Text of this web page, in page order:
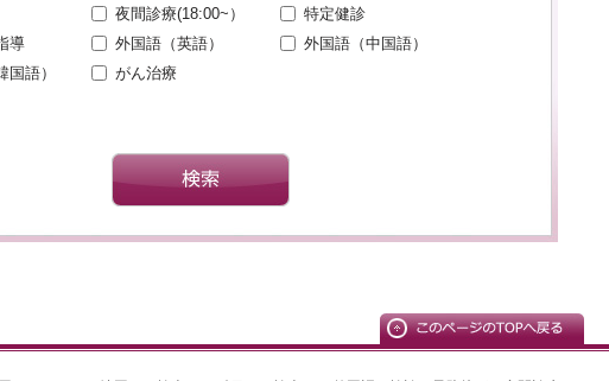
夜間診療(18:00~）
特定健診
導
外国語（英語）
外国語（中国語）
国語）
がん治療